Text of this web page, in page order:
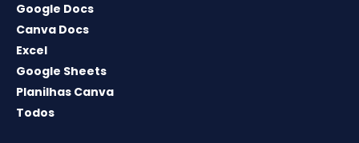
Google Docs
Canva Docs
Excel
Google Sheets
Planilhas Canva
Todos